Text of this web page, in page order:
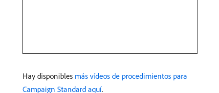
Hay disponibles más vídeos de procedimientos para
Campaign Standard aquí.